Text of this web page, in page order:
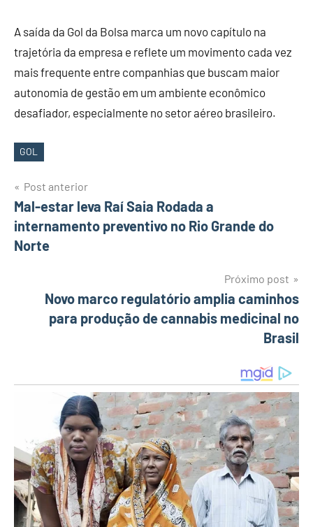
A saída da Gol da Bolsa marca um novo capítulo na
trajetória da empresa e reflete um movimento cada vez
mais frequente entre companhias que buscam maior
autonomia de gestão em um ambiente econômico
desafiador, especialmente no setor aéreo brasileiro.
Tags
GOL
Navegação
de
Post anterior
Mal-estar leva Raí Saia Rodada a
internamento preventivo no Rio Grande do
Norte
Próximo post
Novo marco regulatório amplia caminhos
para produção de cannabis medicinal no
Brasil